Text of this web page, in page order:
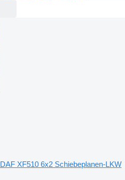
DAF XF510 6x2 Schiebeplanen-LKW